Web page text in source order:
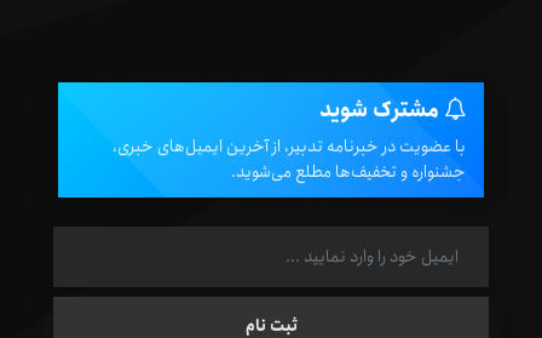
مشترک شوید
با عضویت در خبرنامه تدبیر، از آخرین ایمیل‌های خبری،
جشنواره و تخفیف‌ها مطلع می‌شوید.